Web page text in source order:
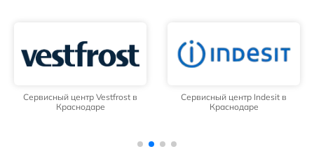
Сервисный центр Vestfrost в
Краснодаре
Сервисный центр Indesit в
Краснодаре